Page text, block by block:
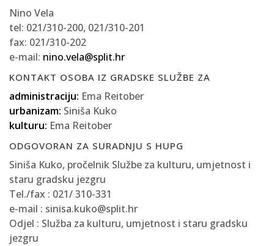
Nino Vela
tel: 021/310-200, 021/310-201
fax: 021/310-202
e-mail: nino.vela@split.hr
KONTAKT OSOBA IZ GRADSKE SLUŽBE ZA
administraciju: Ema Reitober
urbanizam: Siniša Kuko
kulturu: Ema Reitober
ODGOVORAN ZA SURADNJU S HUPG
Siniša Kuko, pročelnik Službe za kulturu, umjetnost i
staru gradsku jezgru
Tel./fax : 021/ 310-331
e-mail : sinisa.kuko@split.hr
Odjel : Služba za kulturu, umjetnost i staru gradsku
jezgru